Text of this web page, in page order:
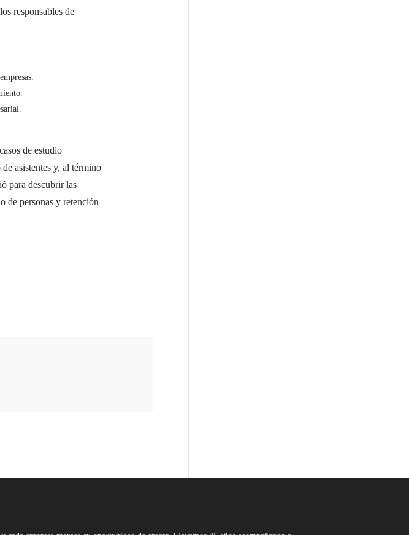
responsables de
de estudio
asistentes y, al término
para descubrir las
de personas y retención